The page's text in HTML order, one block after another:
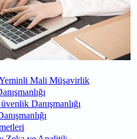
Yeminli Mali Müşavirlik
Danışmanlığı